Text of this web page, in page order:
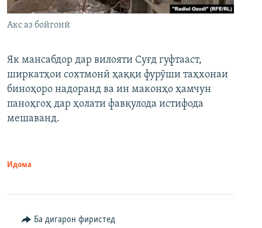
Акс аз бойгонӣ
Як мансабдор дар вилояти Суғд гуфтааст,
ширкатҳои сохтмонӣ ҳаққи фурӯши таҳхонаи
биноҳоро надоранд ва ин маконҳо ҳамчун
паноҳгоҳ дар ҳолати фавқулода истифода
мешаванд.
Идома
Ба дигарон фиристед